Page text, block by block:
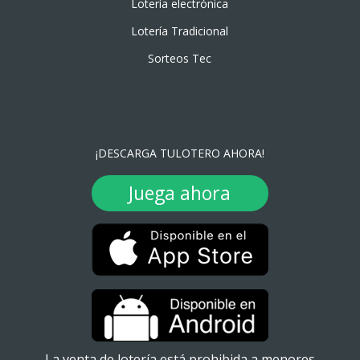
Lotería electrónica
Lotería Tradicional
Sorteos Tec
¡DESCARGA TULOTERO AHORA!
Juega ahora